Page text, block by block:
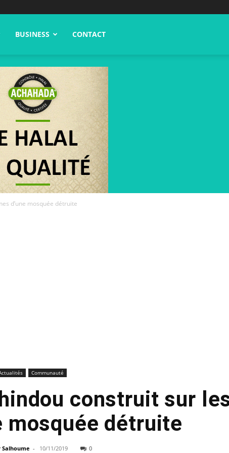
BUSINESS CONTACT
d’une mosquée détruite
Communauté
construit sur
mosquée détruite
Salhoume - 10/11/2019 0